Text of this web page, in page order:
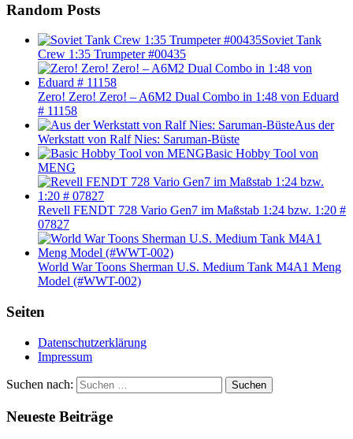
Random Posts
Soviet Tank
Crew 1:35 Trumpeter #00435
Zero! Zero! Zero! – A6M2 Dual Combo in 1:48 von Eduard
# 11158
Aus der
Werkstatt von Ralf Nies: Saruman-Büste
Basic Hobby Tool von
MENG
Revell FENDT 728 Vario Gen7 im Maßstab 1:24 bzw. 1:20 #
07827
World War Toons Sherman U.S. Medium Tank M4A1 Meng
Model (#WWT-002)
Seiten
Datenschutzerklärung
Impressum
Suchen nach: Suchen
Neueste Beiträge